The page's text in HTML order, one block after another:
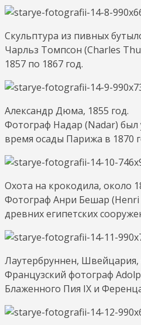
Скульптура из пивных
Чарльз Томпсон (Charles
1857 по 1867 год.
Александр Дюма, 1855 год.
Фотограф Надар (Nadar) был
время осады Парижа в 1870
Охота на крокодила, около
Фотограф Анри Бешар (Henri
древних египетских
Лаутербруннен, Швейцария,
Французский фотограф
Блаженного Пия IX и